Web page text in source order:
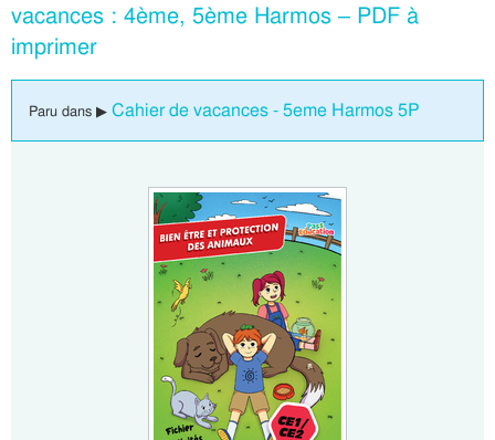
vacances : 4ème, 5ème Harmos – PDF à
imprimer
Paru dans ▶ Cahier de vacances - 5eme Harmos 5P